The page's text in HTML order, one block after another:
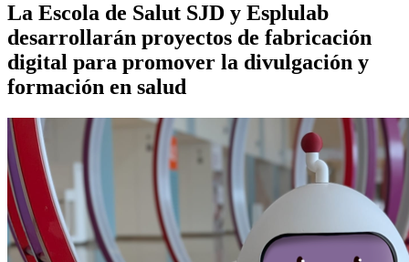
La Escola de Salut SJD y Esplulab
desarrollarán proyectos de fabricación
digital para promover la divulgación y
formación en salud